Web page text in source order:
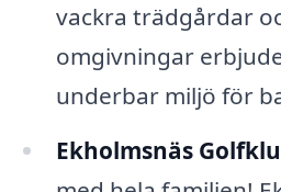
vackra trädgårdar
omgivningar
underbar miljö för
Ekholmsnäs